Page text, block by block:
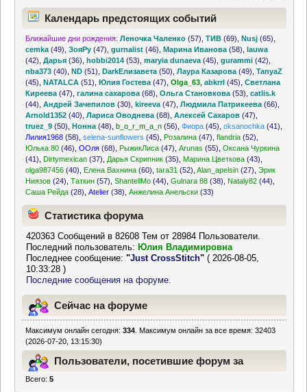
Календарь предстоящих событий
Ближайшие дни рождения: Леночка Чаленко (57) ,ТИВ (69) ,Nusj (65)
cemka (49) ,ЗояРу (47) ,gurnalist (46) ,Марина Иванова (58) ,lauwa
(42) ,Дарья (36) ,hobbi2014 (53) ,maryia dunaeva (45) ,gurammi (42)
nba373 (40) ,ND (51) ,DarkЕлизавета (50) ,Лаура Казарова (49) ,TanyaZ
(45) ,NATALCA (51) ,Юлия Гостева (47) ,Olga_63 ,abkrrl (45) ,Светлана
Киреева (47) ,галина сахарова (68) ,Ольга Становкова (53) ,catlis.k
(44) ,Андрей Зачепилов (30) ,kireeva (47) ,Людмила Патрикеева (66)
Arnold1352 (40) ,Лариса Оводнева (68) ,Алексей Сахаров (47)
truez_9 (50) ,Нонна (48) ,b_o_r_m_a_n (56) ,Фиора (45) ,oksanochka (41)
Лилия1968 (58) ,selena-sunflowers (45) Розалина (47) ,flandria (52)
Юлька 80 (46) ,ООля (68) РыжикЛиса (47) ,Arunas (55) ,Оксана Чуркина
(41)
Dirtymexican (37) Дарья Скрипник (35) Марина Цветкова (43)
olga987456 (40) Елена Вахнина (60) ,tara31 (52) ,Alan_apelsin (27) ,Эрик
Ниязов (24) ,Таткин (57) ,ShantellMo (44) ,Gulnara 88 (38) Nataly82 (44)
Саша Рейда (28) ,Atelier (38) ,Анжелина Анельски (33)
Статистика форума
420363 Сообщений в 82608 Тем от 28984 Пользователи.
Последний пользователь: Юлия Владимировна
Последнее сообщение:"Just CrossStitch" ( 2026-08-05,
10:33:28 )
Последние сообщения на форуме.
Сейчас на форуме
Максимум онлайн сегодня:334 . Максимум онлайн за все время: 32403
(2026-07-20, 13:15:30)
Пользователи, посетившие форум за
Всего:5